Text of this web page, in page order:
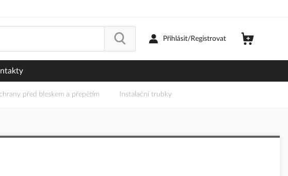
Přihlásit/Registrovat
před bleskem a přepětím Instalační trubky